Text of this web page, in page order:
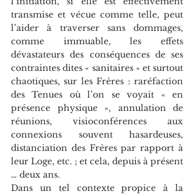
transmise et vécue comme telle, peut
l’aider à traverser sans dommages,
comme immuable, les effets
dévastateurs des conséquences de ses
contraintes dites « sanitaires » et surtout
chaotiques, sur les Frères : raréfaction
des Tenues où l’on se voyait « en
présence physique », annulation de
réunions, visioconférences aux
connexions souvent hasardeuses,
distanciation des Frères par rapport à
leur Loge, etc. ; et cela, depuis à présent
… deux ans.
Dans un tel contexte propice à la